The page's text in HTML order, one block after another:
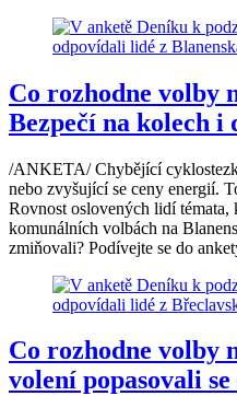
Co rozhodne volby
Bezpečí na kolech i
/ANKETA/ Chybějící
nebo zvyšující se ceny energií.
Rovnost oslovených lidí témata,
komunálních volbách na
zmiňovali? Podívejte se do
Co rozhodne volby
volení popasovali